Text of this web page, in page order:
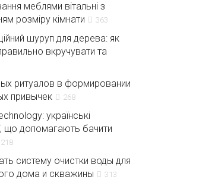
меблями вітальні з
розміру кімнати
363
шуруп для дерева: як
вкручувати та
ритуалов в формировании
привычек
268
українські
що допомагають бачити
218
систему очистки воды для
дома и скважины
313